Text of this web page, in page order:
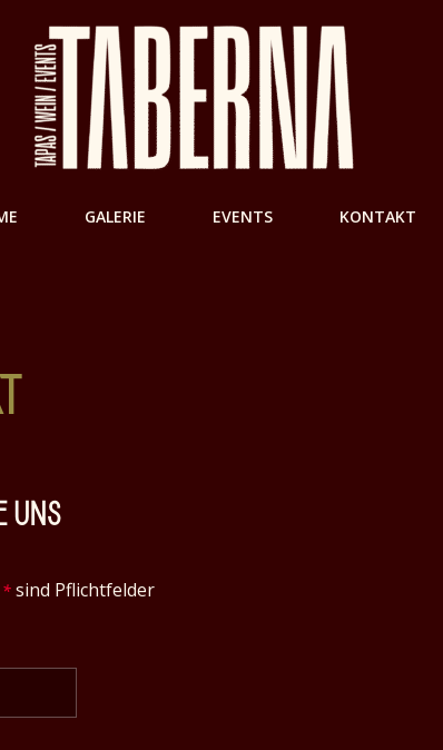
GALERIE EVENTS KONTAKT
UNS
* sind Pflichtfelder